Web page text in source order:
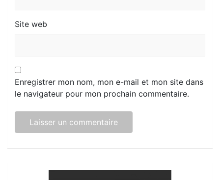
Site web
Enregistrer mon nom, mon e-mail et mon site dans
le navigateur pour mon prochain commentaire.